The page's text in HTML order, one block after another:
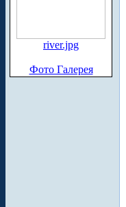
river.jpg
Фото Галерея